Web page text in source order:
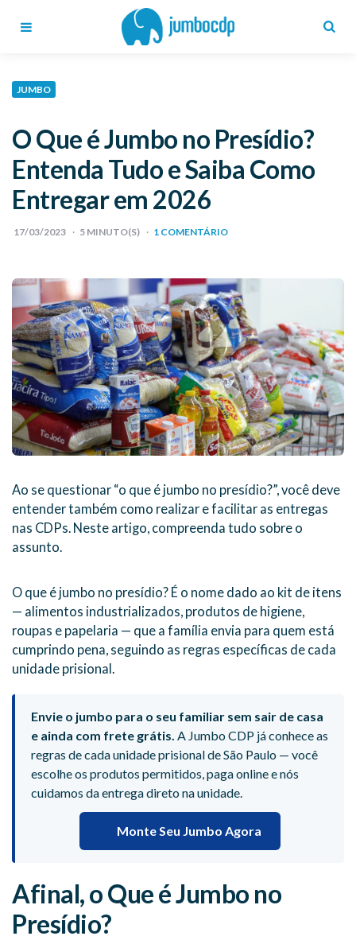
JUMBO
O Que é Jumbo no Presídio?
Entenda Tudo e Saiba Como
Entregar em 2026
17/03/2023 5 MINUTO(S) 1 COMENTÁRIO
Ao se questionar “o que é jumbo no presídio?”, você deve
entender também como realizar e facilitar as entregas
nas CDPs. Neste artigo, compreenda tudo sobre o
assunto.
O que é jumbo no presídio? É o nome dado ao kit de itens
— alimentos industrializados, produtos de higiene,
roupas e papelaria — que a família envia para quem está
cumprindo pena, seguindo as regras específicas de cada
unidade prisional.
Envie o jumbo para o seu familiar sem sair de casa
e ainda com frete grátis. A Jumbo CDP já conhece as
regras de cada unidade prisional de São Paulo — você
escolhe os produtos permitidos, paga online e nós
cuidamos da entrega direto na unidade.
Monte Seu Jumbo Agora
Afinal, o Que é Jumbo no
Presídio?